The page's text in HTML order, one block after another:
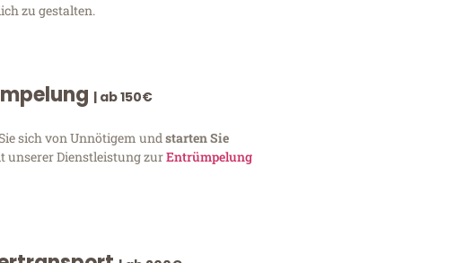
zu gestalten.
| ab 150€
sich von Unnötigem und starten Sie
unserer Dienstleistung zurEntrümpelung